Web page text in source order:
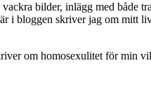
bilder, inlägg med både
i bloggen skriver jag om mitt
om homosexulitet för min